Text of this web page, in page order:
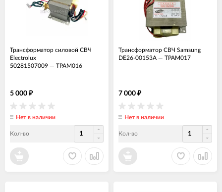
Трансформатор силовой СВЧ
Electrolux
50281507009 — ТРАМ016
5 000 ₽
Нет в наличии
Кол-во
Трансформатор СВЧ Samsung
DE26-00153A — ТРАМ017
7 000 ₽
Нет в наличии
Кол-во